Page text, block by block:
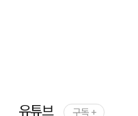
유튜브 구독 +